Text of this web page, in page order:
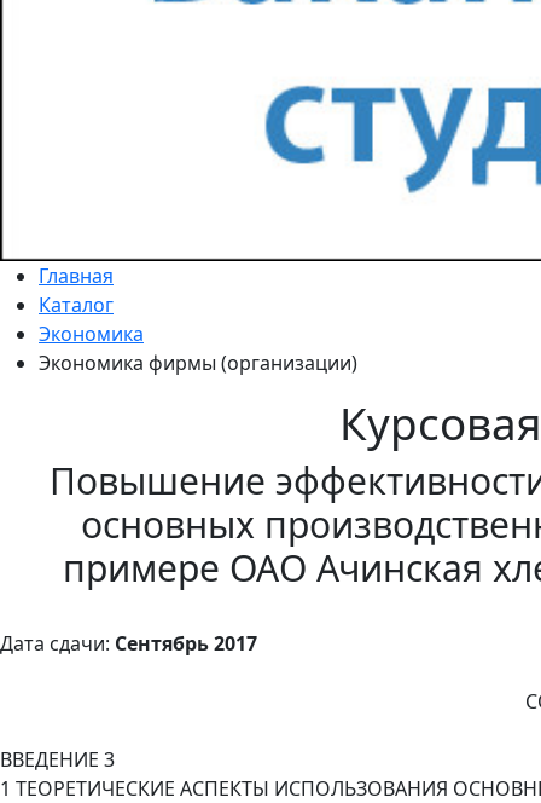
Главная
Каталог
Экономика
Экономика фирмы (организации)
Курсовая
Повышение
основных
примере ОАО Ачинская
Дата сдачи: Сентябрь 2017
ВВЕДЕНИЕ 3
1 ТЕОРЕТИЧЕСКИЕ АСПЕКТЫ ИСПОЛЬЗОВАНИЯ